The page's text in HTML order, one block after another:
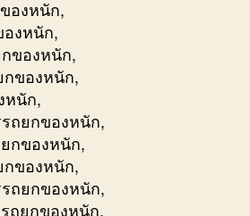
องหนัก,
งหนัก,
ของหนัก,
ของหนัก,
หนัก,
ถยกของหนัก,
กของหนัก,
ของหนัก,
ถยกของหนัก,
ถยกของหนัก,